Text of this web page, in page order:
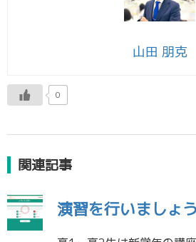
山田 朋克
0
関連記事
演習を行いましょ